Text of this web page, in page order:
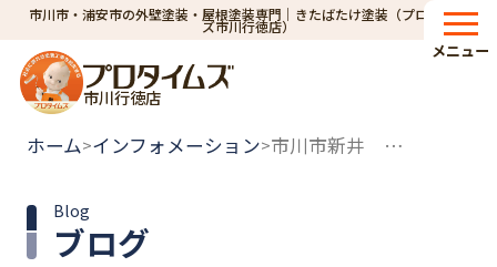
市川市・浦安市の外壁塗装・屋根塗装専門｜きたばたけ塗装（プロタイム
ズ市川行徳店）
市川行徳店
メニュー
ホーム>インフォメーション> 市川市新井 S様邸 外壁塗装・屋根塗装に関する見積り相談を行います！
ブログ
Blog